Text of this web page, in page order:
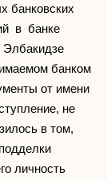
банковских
в банке
Элбакидзе
банком
от имени
не
в том,
личность